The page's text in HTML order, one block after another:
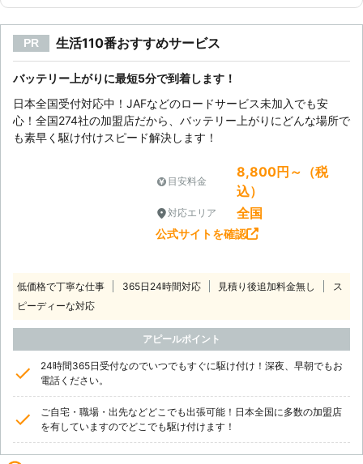
PR 生活110番おすすめサービス
バッテリー上がりに最短5分で到着します！
日本全国受付対応中！JAFなどのロードサービス未加入でも安
心！全国274社の加盟店だから、バッテリー上がりにどんな場所で
も素早く駆け付けスピード解決します！
目安料金
8,800円～（税
込）
対応エリア 全国
公式サイトを確認
低価格で丁寧な仕事 365日24時間対応 見積り後追加料金無し
ス
ピーディーな対応
アピールポイント
24時間365日受付なのでいつでもすぐに駆け付け！深夜、早朝でもお
電話ください。
ご自宅・職場・出先などどこでも出張可能！日本全国に多数の加盟店
を有していますのでどこでも駆け付けます！